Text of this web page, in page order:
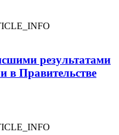
результатами
в Правительстве